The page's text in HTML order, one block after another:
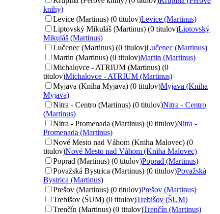
knihy)
Levice (Martinus) (0 titulov)Levice (Martinus)
Liptovský Mikuláš (Martinus) (0 titulov)Liptovský
Mikuláš (Martinus)
Lučenec (Martinus) (0 titulov)Lučenec (Martinus)
Martin (Martinus) (0 titulov)Martin (Martinus)
Michalovce - ATRIUM (Martinus) (0
titulov)Michalovce - ATRIUM (Martinus)
Myjava (Kniha Myjava) (0 titulov)Myjava (Kniha
Myjava)
Nitra - Centro (Martinus) (0 titulov)Nitra - Centro
(Martinus)
Nitra - Promenada (Martinus) (0 titulov)Nitra -
Promenada (Martinus)
Nové Mesto nad Váhom (Kniha Malovec) (0
titulov)Nové Mesto nad Váhom (Kniha Malovec)
Poprad (Martinus) (0 titulov)Poprad (Martinus)
Považská Bystrica (Martinus) (0 titulov)Považská
Bystrica (Martinus)
Prešov (Martinus) (0 titulov)Prešov (Martinus)
Trebišov (ŠUM) (0 titulov)Trebišov (ŠUM)
Trenčín (Martinus) (0 titulov)Trenčín (Martinus)